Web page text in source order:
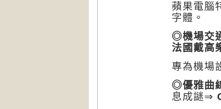
蘋果電腦
字體。
◎機場交
法國戴高
專為機場
◎優雅曲
息成謎⇒